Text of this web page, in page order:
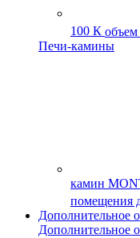
100 К
Печи-камины
камин
помещения
Дополнительное
Дополнительное